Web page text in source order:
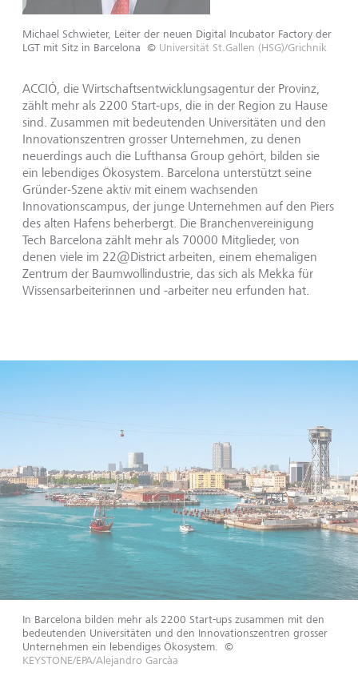
Michael Schwieter, Leiter der neuen Digital Incubator Factory der
LGT mit Sitz in Barcelona © Universität St.Gallen (HSG)/Grichnik
ACCIÓ, die Wirtschaftsentwicklungsagentur der Provinz,
zählt mehr als 2200 Start-ups, die in der Region zu Hause
sind. Zusammen mit bedeutenden Universitäten und den
Innovationszentren grosser Unternehmen, zu denen
neuerdings auch die Lufthansa Group gehört, bilden sie
ein lebendiges Ökosystem. Barcelona unterstützt seine
Gründer-Szene aktiv mit einem wachsenden
Innovationscampus, der junge Unternehmen auf den Piers
des alten Hafens beherbergt. Die Branchenvereinigung
Tech Barcelona zählt mehr als 70000 Mitglieder, von
denen viele im 22@District arbeiten, einem ehemaligen
Zentrum der Baumwollindustrie, das sich als Mekka für
Wissensarbeiterinnen und -arbeiter neu erfunden hat.
In Barcelona bilden mehr als 2200 Start-ups zusammen mit den
bedeutenden Universitäten und den Innovationszentren grosser
Unternehmen ein lebendiges Ökosystem.
©
KEYSTONE/EPA/Alejandro Garcàa